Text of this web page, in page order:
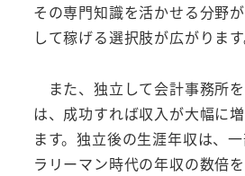
その専門知識を活かせる分野
して稼げる選択肢が広がります
また、独立して会計事務所
は、成功すれば収入が大幅に
ます。独立後の生涯年収は、
ラリーマン時代の年収の数倍